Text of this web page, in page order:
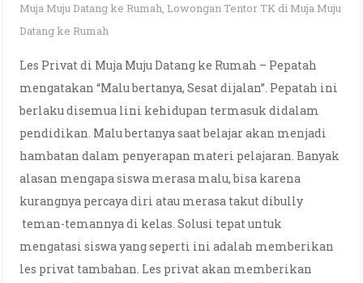
Muja Muju Datang ke Rumah, Lowongan Tentor TK di Muja Muju
Datang ke Rumah
Les Privat di Muja Muju Datang ke Rumah – Pepatah
mengatakan “Malu bertanya, Sesat dijalan”. Pepatah ini
berlaku disemua lini kehidupan termasuk didalam
pendidikan. Malu bertanya saat belajar akan menjadi
hambatan dalam penyerapan materi pelajaran. Banyak
alasan mengapa siswa merasa malu, bisa karena
kurangnya percaya diri atau merasa takut dibully
teman-temannya di kelas. Solusi tepat untuk
mengatasi siswa yang seperti ini adalah memberikan
les privat tambahan. Les privat akan memberikan